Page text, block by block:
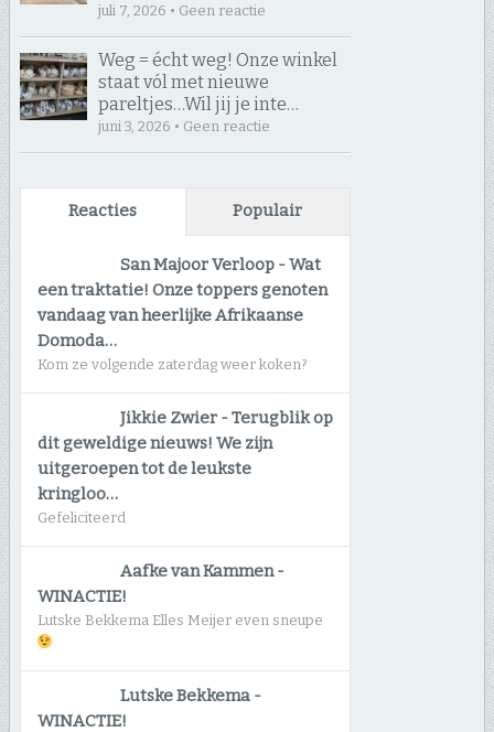
juli 7, 2026 • Geen reactie
Weg = écht weg! Onze winkel
staat vól met nieuwe
pareltjes… ​Wil jij je inte…
juni 3, 2026 • Geen reactie
Reacties Populair
San Majoor Verloop -Wat
een traktatie! Onze toppers genoten
vandaag van heerlijke Afrikaanse
Domoda…
Kom ze volgende zaterdag weer koken?
Jikkie Zwier -Terugblik op
dit geweldige nieuws! We zijn
uitgeroepen tot de leukste
kringloo…
Gefeliciteerd
Aafke van Kammen-
WINACTIE!
Lutske Bekkema Elles Meijer even sneupe
Lutske Bekkema -
WINACTIE!